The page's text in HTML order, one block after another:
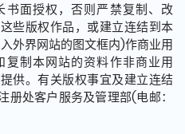
书面授权，否则严禁复制、改
些版权作品，或建立连结到本
外界网站的图文框内)作商业用
制本网站的资料作非商业用
供。有关版权事宜及建立连结
册处客户服务及管理部(电邮：